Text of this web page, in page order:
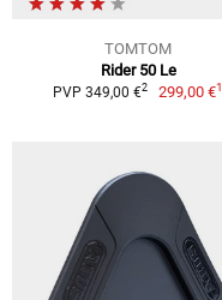
TOMTOM
Rider 50 Le
PVP 349,00 €2 299,00 €1